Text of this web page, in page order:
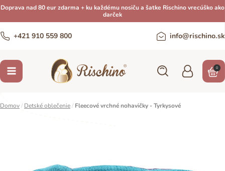
Doprava nad 80 eur zdarma + ku každému nosiču a šatke Rischino vrecúško ako
darček
+421 910 559 800 info@rischino.sk
0
Domov/ Detské oblečenie/ Fleecové vrchné nohavičky - Tyrkysové